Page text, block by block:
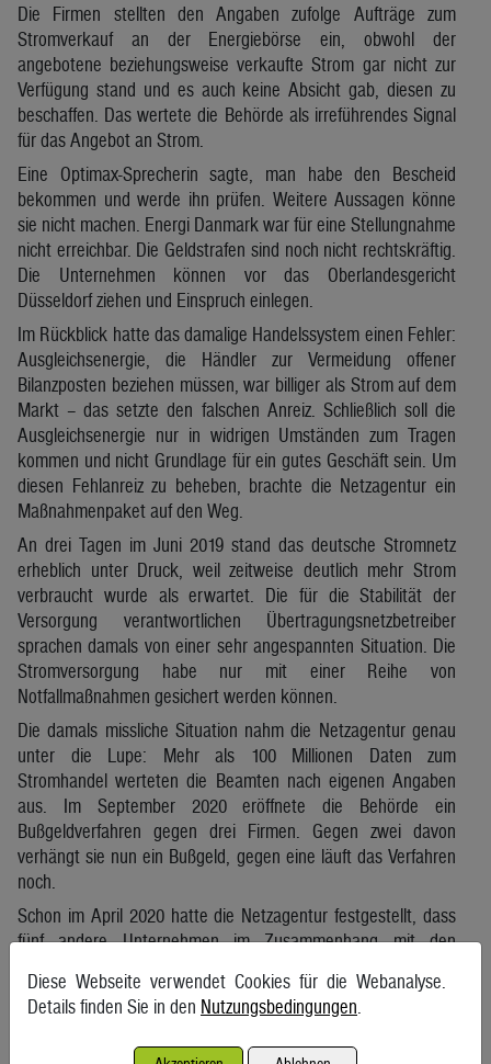
Die Firmen stellten den Angaben zufolge Aufträge zum
Stromverkauf an der Energiebörse ein, obwohl der
angebotene beziehungsweise verkaufte Strom gar nicht zur
Verfügung stand und es auch keine Absicht gab, diesen zu
beschaffen. Das wertete die Behörde als irreführendes Signal
für das Angebot an Strom.
Eine Optimax-Sprecherin sagte, man habe den Bescheid
bekommen und werde ihn prüfen. Weitere Aussagen könne
sie nicht machen. Energi Danmark war für eine Stellungnahme
nicht erreichbar. Die Geldstrafen sind noch nicht rechtskräftig.
Die Unternehmen können vor das Oberlandesgericht
Düsseldorf ziehen und Einspruch einlegen.
Im Rückblick hatte das damalige Handelssystem einen Fehler:
Ausgleichsenergie, die Händler zur Vermeidung offener
Bilanzposten beziehen müssen, war billiger als Strom auf dem
Markt – das setzte den falschen Anreiz. Schließlich soll die
Ausgleichsenergie nur in widrigen Umständen zum Tragen
kommen und nicht Grundlage für ein gutes Geschäft sein. Um
diesen Fehlanreiz zu beheben, brachte die Netzagentur ein
Maßnahmenpaket auf den Weg.
An drei Tagen im Juni 2019 stand das deutsche Stromnetz
erheblich unter Druck, weil zeitweise deutlich mehr Strom
verbraucht wurde als erwartet. Die für die Stabilität der
Versorgung verantwortlichen Übertragungsnetzbetreiber
sprachen damals von einer sehr angespannten Situation. Die
Stromversorgung habe nur mit einer Reihe von
Notfallmaßnahmen gesichert werden können.
Die damals missliche Situation nahm die Netzagentur genau
unter die Lupe: Mehr als 100 Millionen Daten zum
Stromhandel werteten die Beamten nach eigenen Angaben
aus. Im September 2020 eröffnete die Behörde ein
Bußgeldverfahren gegen drei Firmen. Gegen zwei davon
verhängt sie nun ein Bußgeld, gegen eine läuft das Verfahren
noch.
Schon im April 2020 hatte die Netzagentur festgestellt, dass
fünf andere Unternehmen im Zusammenhang mit den
nachgekommen waren. Diese Unternehmen wurden
abgemahnt – das ist ein scharfes Schwert, weil ihnen danach
bei weiteren Pflichtverletzungen der Ausschluss vom
Diese Webseite verwendet Cookies für die Webanalyse.
Details finden Sie in den Nutzungsbedingungen